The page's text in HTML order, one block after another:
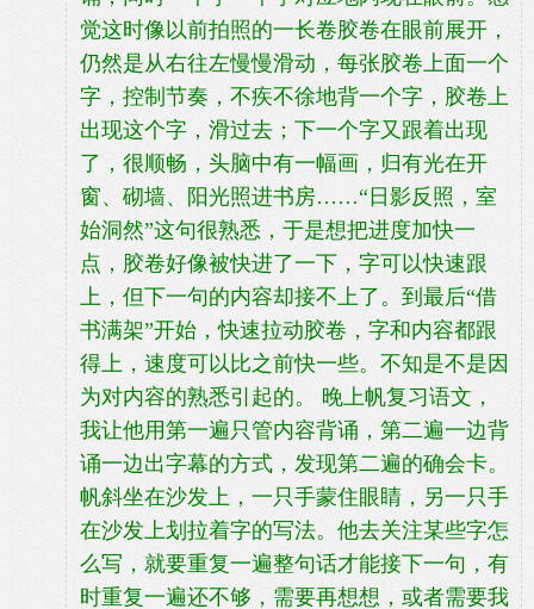
觉这时像以前拍照的一长卷胶卷在眼前展开，
仍然是从右往左慢慢滑动，每张胶卷上面一个
字，控制节奏，不疾不徐地背一个字，胶卷上
出现这个字，滑过去；下一个字又跟着出现
了，很顺畅，头脑中有一幅画，归有光在开
窗、砌墙、阳光照进书房……“日影反照，室
始洞然”这句很熟悉，于是想把进度加快一
点，胶卷好像被快进了一下，字可以快速跟
上，但下一句的内容却接不上了。到最后“借
书满架”开始，快速拉动胶卷，字和内容都跟
得上，速度可以比之前快一些。不知是不是因
为对内容的熟悉引起的。 晚上帆复习语文，
我让他用第一遍只管内容背诵，第二遍一边背
诵一边出字幕的方式，发现第二遍的确会卡。
帆斜坐在沙发上，一只手蒙住眼睛，另一只手
在沙发上划拉着字的写法。他去关注某些字怎
么写，就要重复一遍整句话才能接下一句，有
时重复一遍还不够，需要再想想，或者需要我